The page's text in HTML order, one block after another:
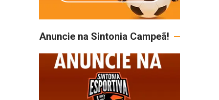
Anuncie na Sintonia Campeã!